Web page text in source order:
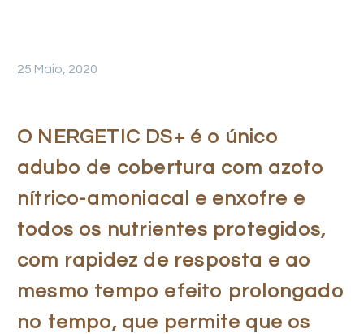
25 Maio, 2020
O NERGETIC DS+ é o único
adubo de cobertura com azoto
nítrico-amoniacal e enxofre e
todos os nutrientes protegidos,
com rapidez de resposta e ao
mesmo tempo efeito prolongado
no tempo, que permite que os